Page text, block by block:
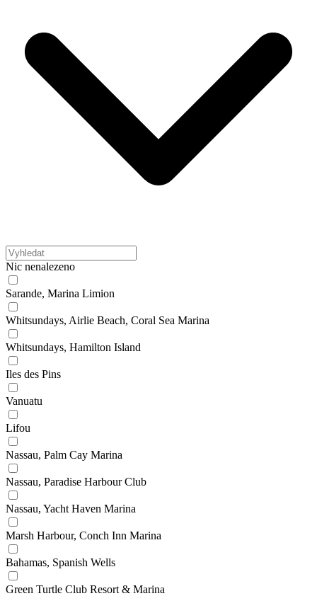
Nic nenalezeno
Sarande, Marina Limion
Whitsundays, Airlie Beach, Coral Sea Marina
Whitsundays, Hamilton Island
Iles des Pins
Vanuatu
Lifou
Nassau, Palm Cay Marina
Nassau, Paradise Harbour Club
Nassau, Yacht Haven Marina
Marsh Harbour, Conch Inn Marina
Bahamas, Spanish Wells
Green Turtle Club Resort & Marina